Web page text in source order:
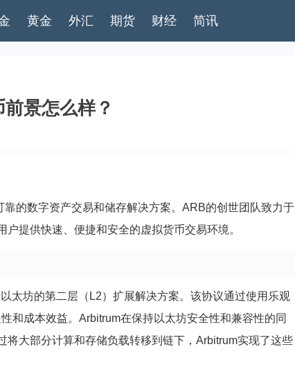
黄金 外汇 期货 财经 简讯
景怎么样？
靠的数字资产交易和储存解决方案。ARB的创世团队致力于
提供快速、便捷和安全的虚拟货币交易环境。
太坊的第二层（L2）扩展解决方案。该协议通过使用乐观
和成本效益。Arbitrum在保持以太坊安全性和兼容性的同
大部分计算和存储负载转移到链下，Arbitrum实现了这些